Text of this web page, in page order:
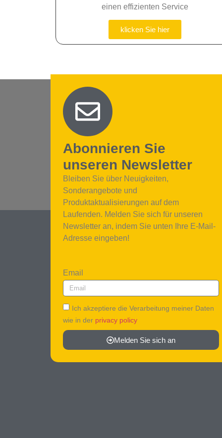
einen effizienten Service
klicken Sie hier
Abonnieren Sie
unseren Newsletter
Bleiben Sie über Neuigkeiten,
Sonderangebote und
Produktaktualisierungen auf dem
Laufenden. Melden Sie sich für unseren
Newsletter an, indem Sie unten Ihre E-Mail-
Adresse eingeben!
Email
Ich akzeptiere die Verarbeitung meiner Daten
wie in der privacy policy
Melden Sie sich an